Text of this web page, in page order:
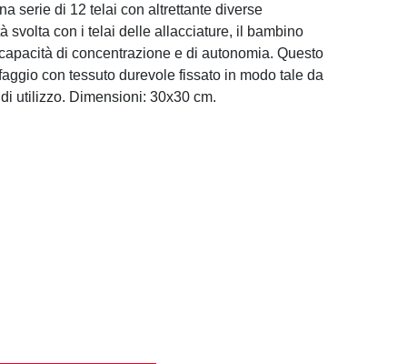
serie di 12 telai con altrettante diverse
svolta con i telai delle allacciature, il bambino
di concentrazione e di autonomia. Questo
con tessuto durevole fissato in modo tale da
utilizzo. Dimensioni: 30x30 cm.